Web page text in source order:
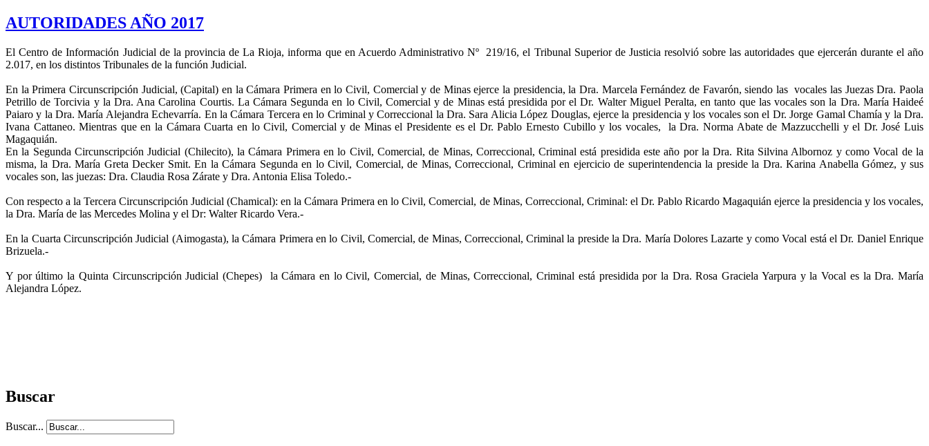
AUTORIDADES AÑO 2017
El Centro de Información Judicial de la provincia de La Rioja, informa que en Acuerdo Administrativo Nº 219/16, el Tribunal Superior de Justicia resolvió sobre las autoridades que ejercerán durante el año
2.017, en los distintos Tribunales de la función Judicial.
En la Primera Circunscripción Judicial, (Capital) en la Cámara Primera en lo Civil, Comercial y de Minas ejerce la presidencia, la Dra. Marcela Fernández de Favarón, siendo las vocales las Juezas Dra. Paola
Petrillo de Torcivia y la Dra. Ana Carolina Courtis. La Cámara Segunda en lo Civil, Comercial y de Minas está presidida por el Dr. Walter Miguel Peralta, en tanto que las vocales son la Dra. María Haideé
Paiaro y la Dra. María Alejandra Echevarría. En la Cámara Tercera en lo Criminal y Correccional la Dra. Sara Alicia López Douglas, ejerce la presidencia y los vocales son el Dr. Jorge Gamal Chamía y la Dra.
Ivana Cattaneo. Mientras que en la Cámara Cuarta en lo Civil, Comercial y de Minas el Presidente es el Dr. Pablo Ernesto Cubillo y los vocales, la Dra. Norma Abate de Mazzucchelli y el Dr. José Luis
Magaquián.
En la Segunda Circunscripción Judicial (Chilecito), la Cámara Primera en lo Civil, Comercial, de Minas, Correccional, Criminal está presidida este año por la Dra. Rita Silvina Albornoz y como Vocal de la
misma, la Dra. María Greta Decker Smit. En la Cámara Segunda en lo Civil, Comercial, de Minas, Correccional, Criminal en ejercicio de superintendencia la preside la Dra. Karina Anabella Gómez, y sus
vocales son, las juezas: Dra. Claudia Rosa Zárate y Dra. Antonia Elisa Toledo.-
Con respecto a la Tercera Circunscripción Judicial (Chamical): en la Cámara Primera en lo Civil, Comercial, de Minas, Correccional, Criminal: el Dr. Pablo Ricardo Magaquián ejerce la presidencia y los vocales,
la Dra. María de las Mercedes Molina y el Dr: Walter Ricardo Vera.-
En la Cuarta Circunscripción Judicial (Aimogasta), la Cámara Primera en lo Civil, Comercial, de Minas, Correccional, Criminal la preside la Dra. María Dolores Lazarte y como Vocal está el Dr. Daniel Enrique
Brizuela.-
Y por último la Quinta Circunscripción Judicial (Chepes) la Cámara en lo Civil, Comercial, de Minas, Correccional, Criminal está presidida por la Dra. Rosa Graciela Yarpura y la Vocal es la Dra. María
Alejandra López.
Buscar
Buscar...